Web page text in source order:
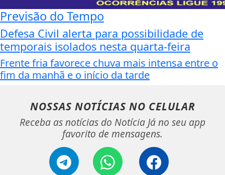
Previsão do Tempo
Defesa Civil alerta para possibilidade de
temporais isolados nesta quarta-feira
Frente fria favorece chuva mais intensa entre o
fim da manhã e o início da tarde
NOSSAS NOTÍCIAS NO CELULAR
Receba as notícias do Notícia Já no seu app
favorito de mensagens.